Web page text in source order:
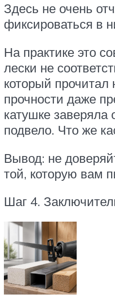
Здесь не очень
фиксироваться в
На практике это
лески не
который прочитал
прочности даже
катушке заверяла
подвело. Что же
Вывод: не
той, которую вам
Шаг 4.